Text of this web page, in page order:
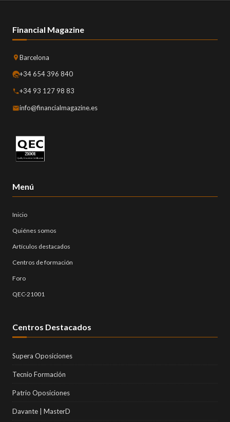
Financial Magazine
Barcelona
+34 654 396 840
+34 93 127 98 83
info@financialmagazine.es
Menú
Inicio
Quiénes somos
Artículos destacados
Centros de formación
Foro
QEC-21001
Centros Destacados
Supera Oposiciones
Tecnio Formación
Patrio Oposiciones
Davante | MasterD